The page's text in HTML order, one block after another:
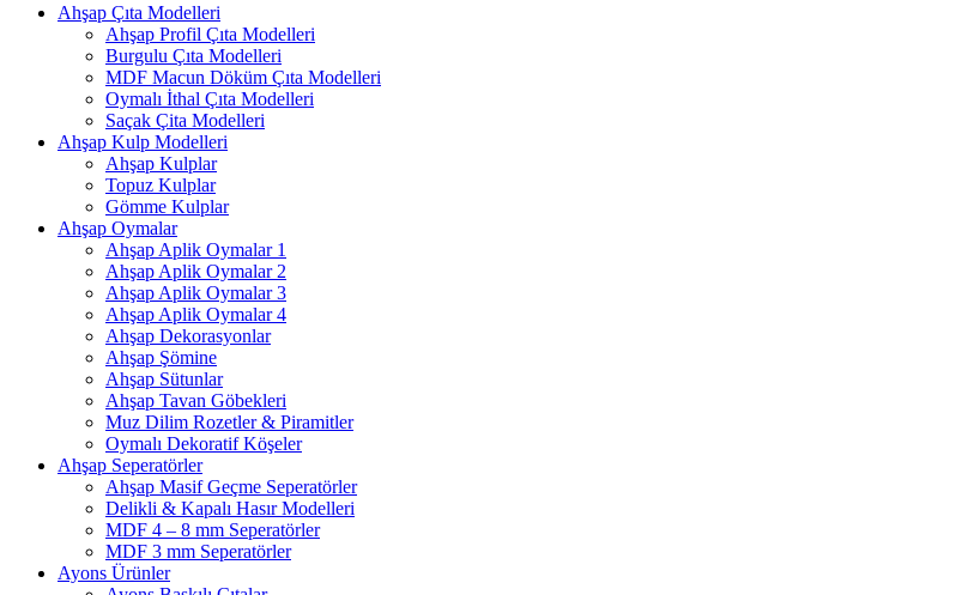
Ahşap Çıta Modelleri
Ahşap Profil Çıta Modelleri
Burgulu Çıta Modelleri
MDF Macun Döküm Çıta Modelleri
Oymalı İthal Çıta Modelleri
Saçak Çita Modelleri
Ahşap Kulp Modelleri
Ahşap Kulplar
Topuz Kulplar
Gömme Kulplar
Ahşap Oymalar
Ahşap Aplik Oymalar 1
Ahşap Aplik Oymalar 2
Ahşap Aplik Oymalar 3
Ahşap Aplik Oymalar 4
Ahşap Dekorasyonlar
Ahşap Şömine
Ahşap Sütunlar
Ahşap Tavan Göbekleri
Muz Dilim Rozetler & Piramitler
Oymalı Dekoratif Köşeler
Ahşap Seperatörler
Ahşap Masif Geçme Seperatörler
Delikli & Kapalı Hasır Modelleri
MDF 4 – 8 mm Seperatörler
MDF 3 mm Seperatörler
Ayons Ürünler